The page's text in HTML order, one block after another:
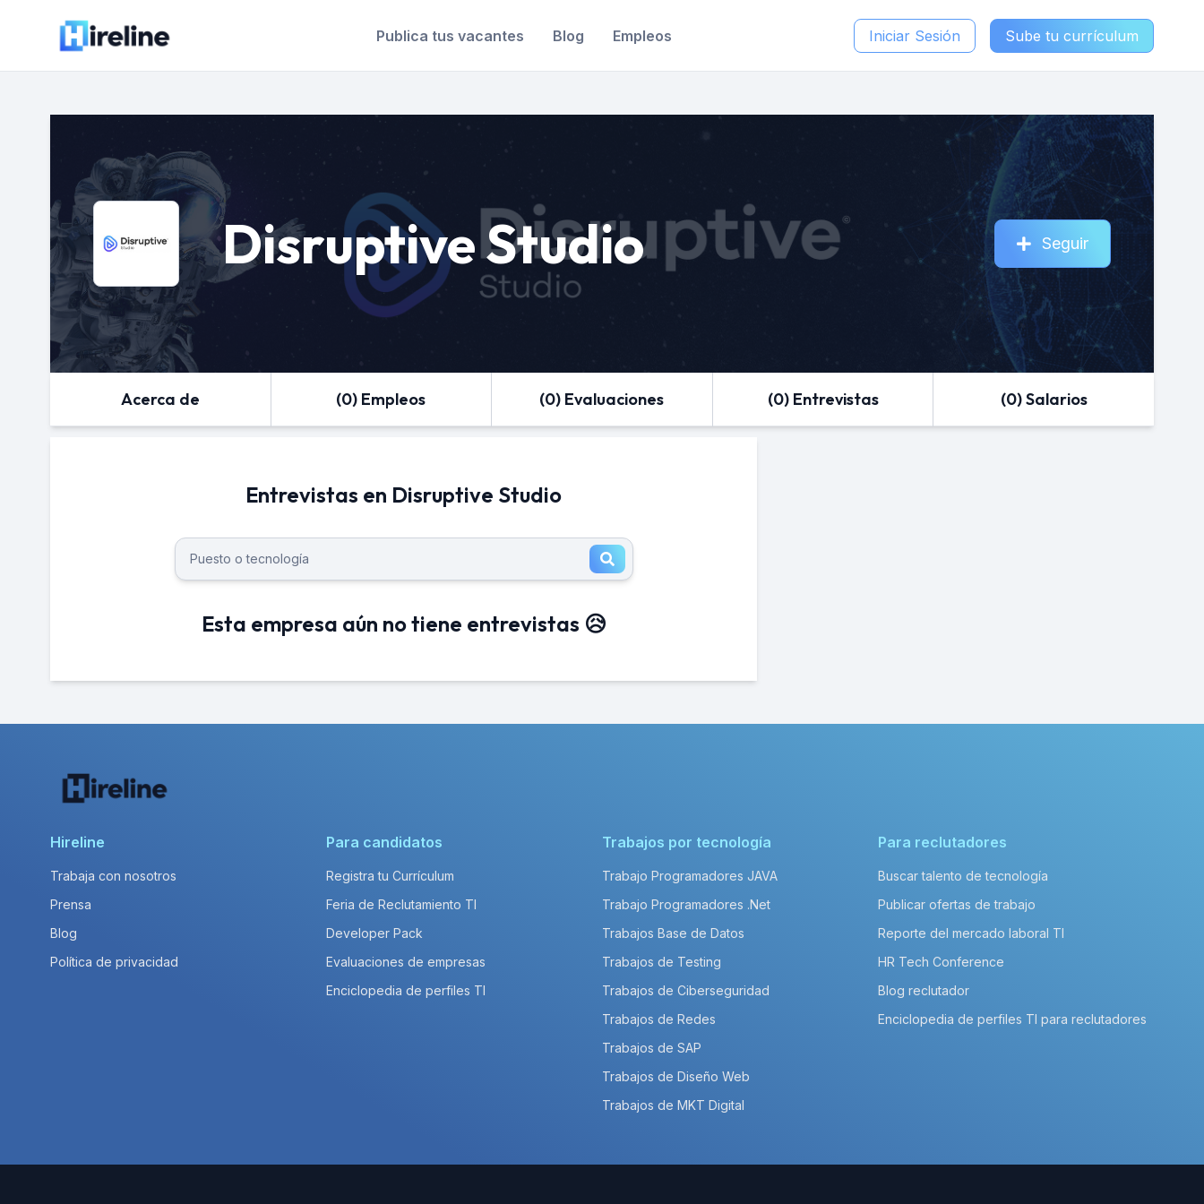
Publica tus vacantes Blog Empleos Iniciar Sesión Sube tu currículum
Disruptive Studio Seguir
Acerca de (0) Empleos (0) Evaluaciones (0) Entrevistas (0) Salarios
Entrevistas en Disruptive Studio
Esta empresa aún no tiene entrevistas 😥
Hireline
Trabaja con nosotros
Prensa
Blog
Política de privacidad
Para candidatos
Registra tu Currículum
Feria de Reclutamiento TI
Developer Pack
Evaluaciones de empresas
Enciclopedia de perfiles TI
Trabajos por tecnología
Trabajo Programadores JAVA
Trabajo Programadores .Net
Trabajos Base de Datos
Trabajos de Testing
Trabajos de Ciberseguridad
Trabajos de Redes
Trabajos de SAP
Trabajos de Diseño Web
Trabajos de MKT Digital
Para reclutadores
Buscar talento de tecnología
Publicar ofertas de trabajo
Reporte del mercado laboral TI
HR Tech Conference
Blog reclutador
Enciclopedia de perfiles TI para reclutadores